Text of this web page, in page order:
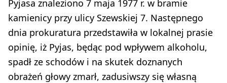
Pyjasa znaleziono 7 maja 1977 r. w bramie
kamienicy przy ulicy Szewskiej 7. Następnego
dnia prokuratura przedstawiła w lokalnej prasie
opinię, iż Pyjas, będąc pod wpływem alkoholu,
spadł ze schodów i na skutek doznanych
obrażeń głowy zmarł, zadusiwszy się własną